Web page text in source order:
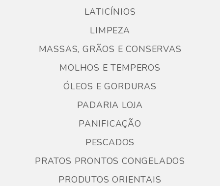
LATICÍNIOS
LIMPEZA
MASSAS, GRÃOS E CONSERVAS
MOLHOS E TEMPEROS
ÓLEOS E GORDURAS
PADARIA LOJA
PANIFICAÇÃO
PESCADOS
PRATOS PRONTOS CONGELADOS
PRODUTOS ORIENTAIS